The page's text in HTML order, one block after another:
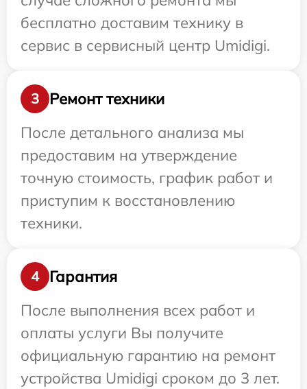
бесплатно доставим технику в
сервис в сервисный центр Umidigi.
3
Ремонт техники
После детального анализа мы
предоставим на утверждение
точную стоимость, график работ и
приступим к восстановлению
техники.
4
Гарантия
После выполнения всех работ и
оплаты услуги Вы получите
официальную гарантию на ремонт
устройства Umidigi сроком до 3 лет.